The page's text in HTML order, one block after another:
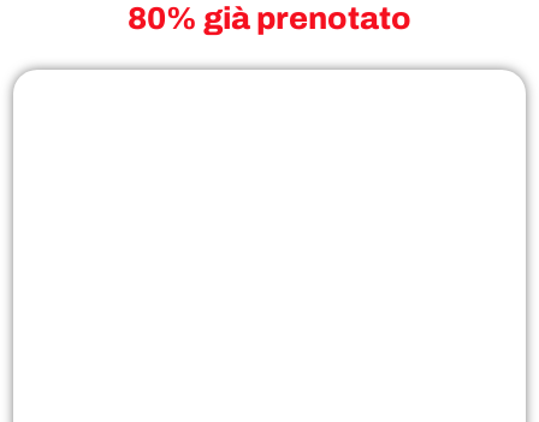
80% già prenotato